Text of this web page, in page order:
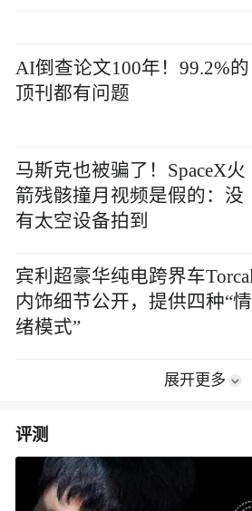
AI倒查论文100年！99.2%的
顶刊都有问题
马斯克也被骗了！SpaceX火
箭残骸撞月视频是假的：没
有太空设备拍到
宾利超豪华纯电跨界车Torcal
内饰细节公开，提供四种“情
绪模式”
展开更多
评测